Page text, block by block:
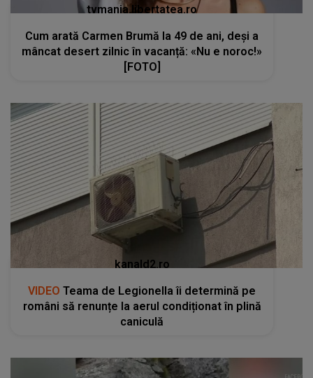
tvmania.libertatea.ro
Cum arată Carmen Brumă la 49 de ani, deși a
mâncat desert zilnic în vacanță: «Nu e noroc!»
[FOTO]
kanald2.ro
VIDEO Teama de Legionella îi determină pe
români să renunțe la aerul condiționat în plină
caniculă